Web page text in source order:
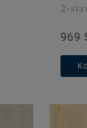
2-
969